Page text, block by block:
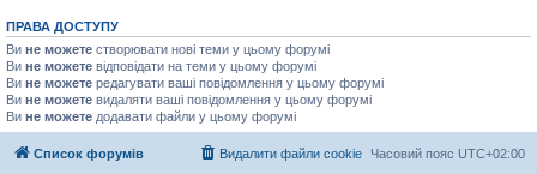
ПРАВА ДОСТУПУ
Ви не можете створювати нові теми у цьому форумі
Ви не можете відповідати на теми у цьому форумі
Ви не можете редагувати ваші повідомлення у цьому форумі
Ви не можете видаляти ваші повідомлення у цьому форумі
Ви не можете додавати файли у цьому форумі
Список форумів Часовий пояс UTC+02:00
Видалити файли cookie